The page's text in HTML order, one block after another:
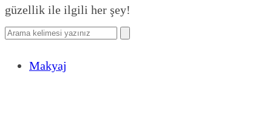
güzellik ile ilgili her şey!
Makyaj